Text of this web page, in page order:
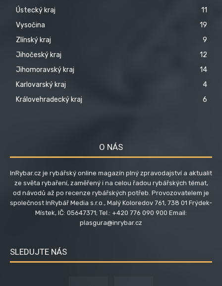
Ústecký kraj
11
Vysočina
19
Zlínský kraj
9
Jihočeský kraj
12
Jihomoravský kraj
14
Karlovarský kraj
4
Královehradecký kraj
6
O NÁS
InRybar.cz je rybářský online magazín plný zpravodajství a aktualit
ze světa rybaření, zaměřený i na celou řadou rybářských témat,
od návodů až po recenze rybářských potřeb. Provozovatelem je
společnost InRybář Media s.r.o., Malý Koloredov 761, 738 01 Frýdek-
Místek, IČ: 05647371; Tel.: +420 776 090 900 Email:
plasgura@inrybar.cz
SLEDUJTE NÁS